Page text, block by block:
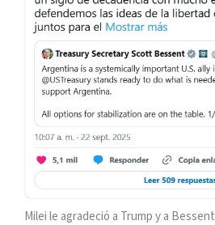
Milei le agradeció a Trump y a Bessent